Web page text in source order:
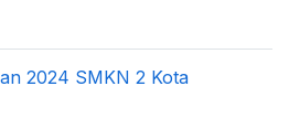
2024 SMKN 2 Kota